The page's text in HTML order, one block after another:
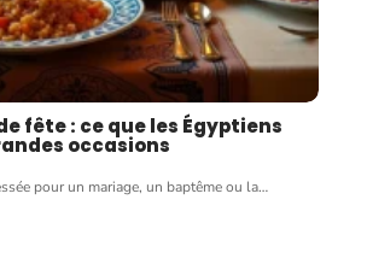
fête : ce que les Égyptiens
occasions
pour un mariage, un baptême ou la…